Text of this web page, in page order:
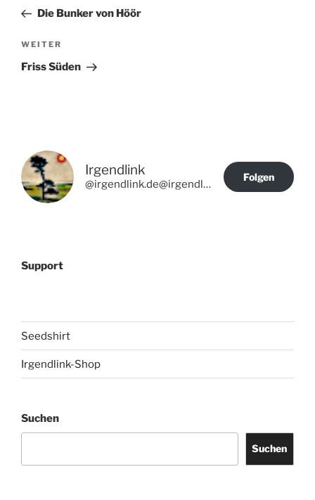
BeitragDie Bunker von Höör
Nächster
Beitrag
WEITER
Friss Süden
Irgendlink
@irgendlink.de@irgendlink.de
Folgen
Support
Seedshirt
Irgendlink-Shop
Suchen
Suchen